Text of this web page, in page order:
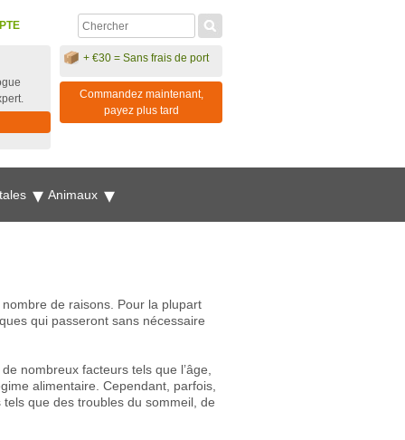
+ €30 = Sans frais de port
Commandez maintenant,
payez plus tard
Animaux
de raisons. Pour la plupart
qui passeront sans nécessaire
nombreux facteurs tels que l’âge,
alimentaire. Cependant, parfois,
que des troubles du sommeil, de